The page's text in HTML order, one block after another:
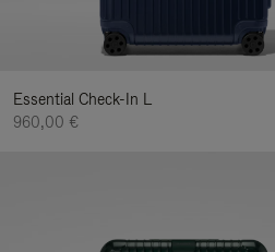
Essential Check-In L
960,00 €